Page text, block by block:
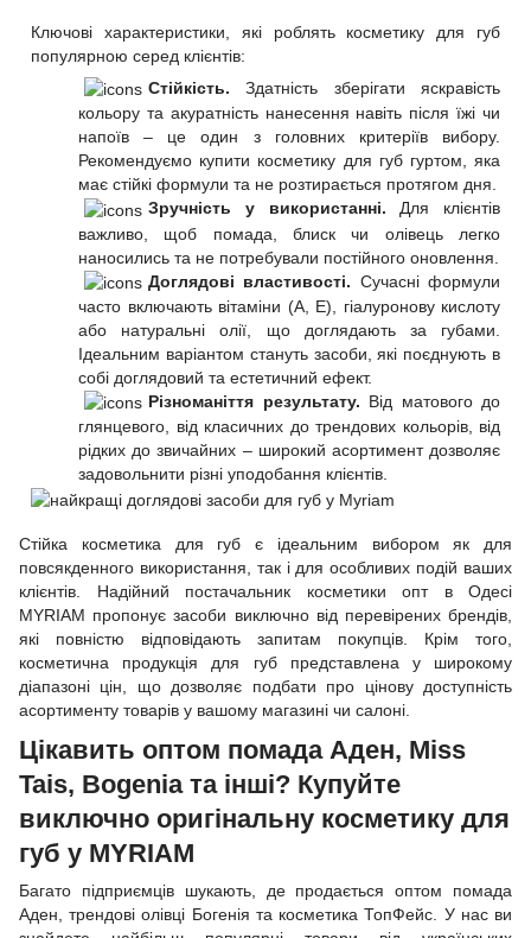
Ключові характеристики, які роблять косметику для губ
популярною серед клієнтів:
Стійкість. Здатність зберігати яскравість
кольору та акуратність нанесення навіть після їжі чи
напоїв – це один з головних критеріїв вибору.
Рекомендуємо купити косметику для губ гуртом, яка
має стійкі формули та не розтирається протягом дня.
Зручність у використанні.Для клієнтів
важливо, щоб помада, блиск чи олівець легко
наносились та не потребували постійного оновлення.
Доглядові властивості. Сучасні формули
часто включають вітаміни (A, E), гіалуронову кислоту
або натуральні олії, що доглядають за губами.
Ідеальним варіантом стануть засоби, які поєднують в
собі доглядовий та естетичний ефект.
Різноманіття результату. Від матового до
глянцевого, від класичних до трендових кольорів, від
рідких до звичайних – широкий асортимент дозволяє
задовольнити різні уподобання клієнтів.
Стійка косметика для губ є ідеальним вибором як для
повсякденного використання, так і для особливих подій ваших
клієнтів. Надійний постачальник косметики опт в Одесі
MYRIAM пропонує засоби виключно від перевірених брендів,
які повністю відповідають запитам покупців. Крім того,
косметична продукція для губ представлена у широкому
діапазоні цін, що дозволяє подбати про цінову доступність
асортименту товарів у вашому магазині чи салоні.
Цікавить оптом помада Аден, Miss
Tais, Bogenia та інші? Купуйте
виключно оригінальну косметику для
губ у MYRIAM
Багато підприємців шукають, де продається оптом помада
Аден, трендові олівці Богенія та косметика ТопФейс. У нас ви